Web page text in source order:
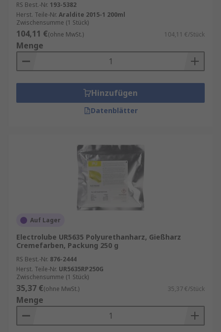
RS Best.-Nr. 193-5382
Herst. Teile-Nr. Araldite 2015-1 200ml
Zwischensumme (1 Stück)
104,11 €(ohne MwSt.) 104,11 €/Stück
Menge
Hinzufügen
Datenblätter
Auf Lager
Electrolube UR5635 Polyurethanharz, Gießharz
Cremefarben, Packung 250 g
RS Best.-Nr. 876-2444
Herst. Teile-Nr. UR5635RP250G
Zwischensumme (1 Stück)
35,37 €(ohne MwSt.) 35,37 €/Stück
Menge